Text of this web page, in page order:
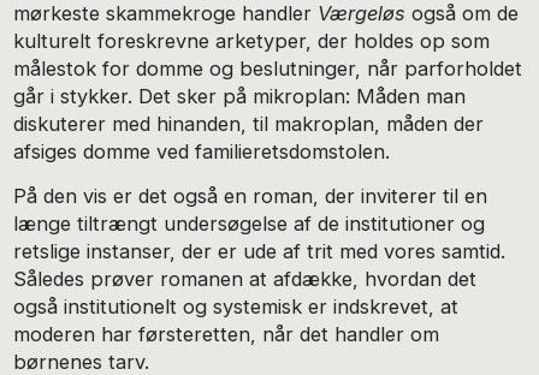
mørkeste skammekroge handler Værgeløs også om de
kulturelt foreskrevne arketyper, der holdes op som
målestok for domme og beslutninger, når parforholdet
går i stykker. Det sker på mikroplan: Måden man
diskuterer med hinanden, til makroplan, måden der
afsiges domme ved familieretsdomstolen.
På den vis er det også en roman, der inviterer til en
længe tiltrængt undersøgelse af de institutioner og
retslige instanser, der er ude af trit med vores samtid.
Således prøver romanen at afdække, hvordan det
også institutionelt og systemisk er indskrevet, at
moderen har førsteretten, når det handler om
børnenes tarv.